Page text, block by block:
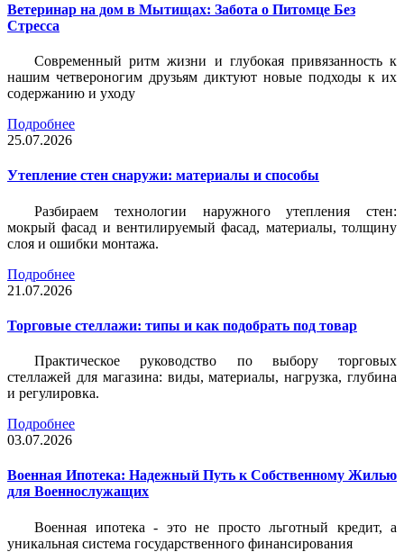
Ветеринар на дом в Мытищах: Забота о Питомце Без
Стресса
Современный ритм жизни и глубокая привязанность к
нашим четвероногим друзьям диктуют новые подходы к их
содержанию и уходу
Подробнее
25.07.2026
Утепление стен снаружи: материалы и способы
Разбираем технологии наружного утепления стен:
мокрый фасад и вентилируемый фасад, материалы, толщину
слоя и ошибки монтажа.
Подробнее
21.07.2026
Торговые стеллажи: типы и как подобрать под товар
Практическое руководство по выбору торговых
стеллажей для магазина: виды, материалы, нагрузка, глубина
и регулировка.
Подробнее
03.07.2026
Военная Ипотека: Надежный Путь к Собственному Жилью
для Военнослужащих
Военная ипотека - это не просто льготный кредит, а
уникальная система государственного финансирования